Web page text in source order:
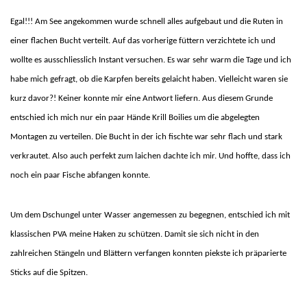
Egal!!! Am See angekommen wurde schnell alles aufgebaut und die Ruten in
einer flachen Bucht verteilt. Auf das vorherige füttern verzichtete ich und
wollte es ausschliesslich Instant versuchen. Es war sehr warm die Tage und ich
habe mich gefragt, ob die Karpfen bereits gelaicht haben. Vielleicht waren sie
kurz davor?! Keiner konnte mir eine Antwort liefern. Aus diesem Grunde
entschied ich mich nur ein paar Hände Krill Boilies um die abgelegten
Montagen zu verteilen. Die Bucht in der ich fischte war sehr flach und stark
verkrautet. Also auch perfekt zum laichen dachte ich mir. Und hoffte, dass ich
noch ein paar Fische abfangen konnte.
Um dem Dschungel unter Wasser angemessen zu begegnen, entschied ich mit
klassischen PVA meine Haken zu schützen. Damit sie sich nicht in den
zahlreichen Stängeln und Blättern verfangen konnten piekste ich präparierte
Sticks auf die Spitzen.